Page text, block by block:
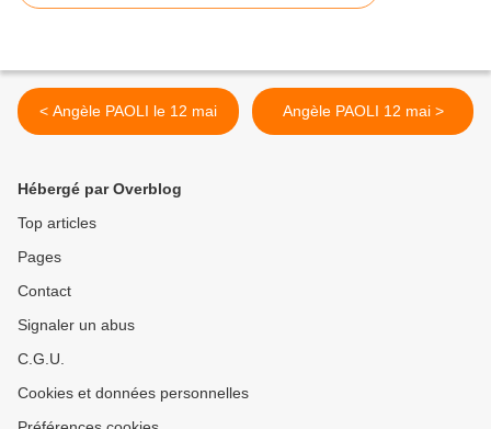
< Angèle PAOLI le 12 mai Angèle PAOLI 12 mai >
Hébergé par Overblog
Top articles
Pages
Contact
Signaler un abus
C.G.U.
Cookies et données personnelles